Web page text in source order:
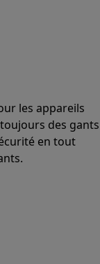
les appareils
des gants
en tout